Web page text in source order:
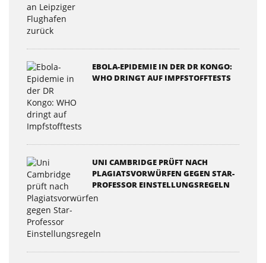
EBOLA-EPIDEMIE IN DER DR KONGO:
WHO DRINGT AUF IMPFSTOFFTESTS
UNI CAMBRIDGE PRÜFT NACH
PLAGIATSVORWÜRFEN GEGEN STAR-
PROFESSOR EINSTELLUNGSREGELN